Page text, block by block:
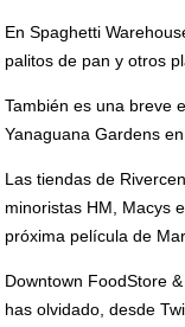
En Spaghetti
palitos de pan y otros
También es una breve
Yanaguana Gardens
Las tiendas de
minoristas HM, Macys
próxima película de
Downtown FoodStore
has olvidado, desde